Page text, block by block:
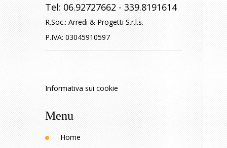
Tel: 06.92727662 - 339.8191614
R.Soc.: Arredi & Progetti S.r.l.s.
P.IVA: 03045910597
Informativa sui cookie
Menu
Home